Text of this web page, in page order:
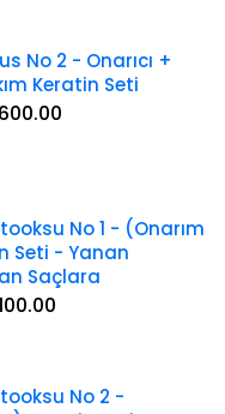
No 2 - Onarıcı +
Keratin Seti
No 1 - (Onarım
Seti - Yanan
Saçlara
No 2 -